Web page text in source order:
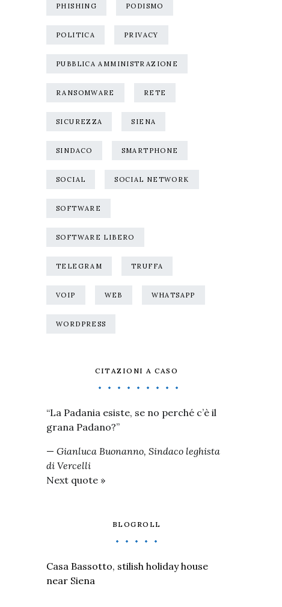
PHISHING PODISMO
POLITICA PRIVACY
PUBBLICA AMMINISTRAZIONE
RANSOMWARE RETE
SICUREZZA SIENA
SINDACO SMARTPHONE
SOCIAL SOCIAL NETWORK
SOFTWARE
SOFTWARE LIBERO
TELEGRAM TRUFFA
VOIP WEB WHATSAPP
WORDPRESS
CITAZIONI A CASO
“La Padania esiste, se no perché c’è il
grana Padano?”
— Gianluca Buonanno, Sindaco leghista
di Vercelli
Next quote »
BLOGROLL
Casa Bassotto, stilish holiday house
near Siena